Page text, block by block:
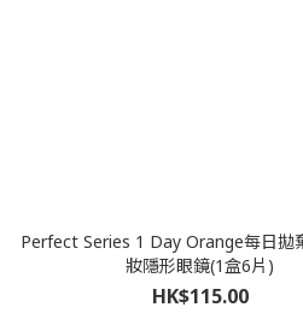
Perfect Series 1 Day Orange每日拋
妝隱形眼鏡(1盒6片)
HK$115.00